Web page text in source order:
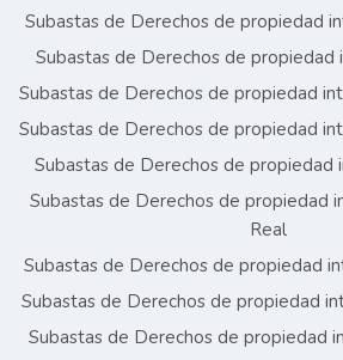
Subastas de Derechos de propiedad
Subastas de Derechos de propiedad
Subastas de Derechos de propiedad
Subastas de Derechos de propiedad
Subastas de Derechos de propiedad
Subastas de Derechos de propiedad
Real
Subastas de Derechos de propiedad
Subastas de Derechos de propiedad
Subastas de Derechos de propiedad